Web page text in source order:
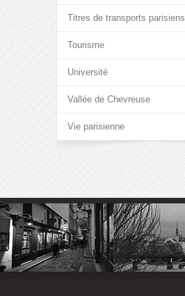
Titres de transports parisiens
Tourisme
Université
Vallée de Chevreuse
Vie parisienne